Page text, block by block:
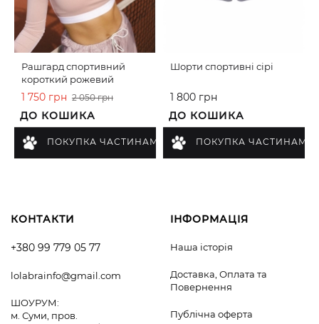
Рашгард спортивний
короткий рожевий
1 750 грн 2 050 грн
ДО КОШИКА
ПОКУПКА ЧАСТИНАМИ
Шорти спортивні сірі
1 800 грн
ДО КОШИКА
ПОКУПКА ЧАСТИНАМИ
КОНТАКТИ
+380 99 779 05 77
lolabrainfo@gmail.com
ШОУРУМ:
м. Суми, пров.
ІНФОРМАЦІЯ
Наша історія
Доставка, Оплата та
Повернення
Публічна оферта